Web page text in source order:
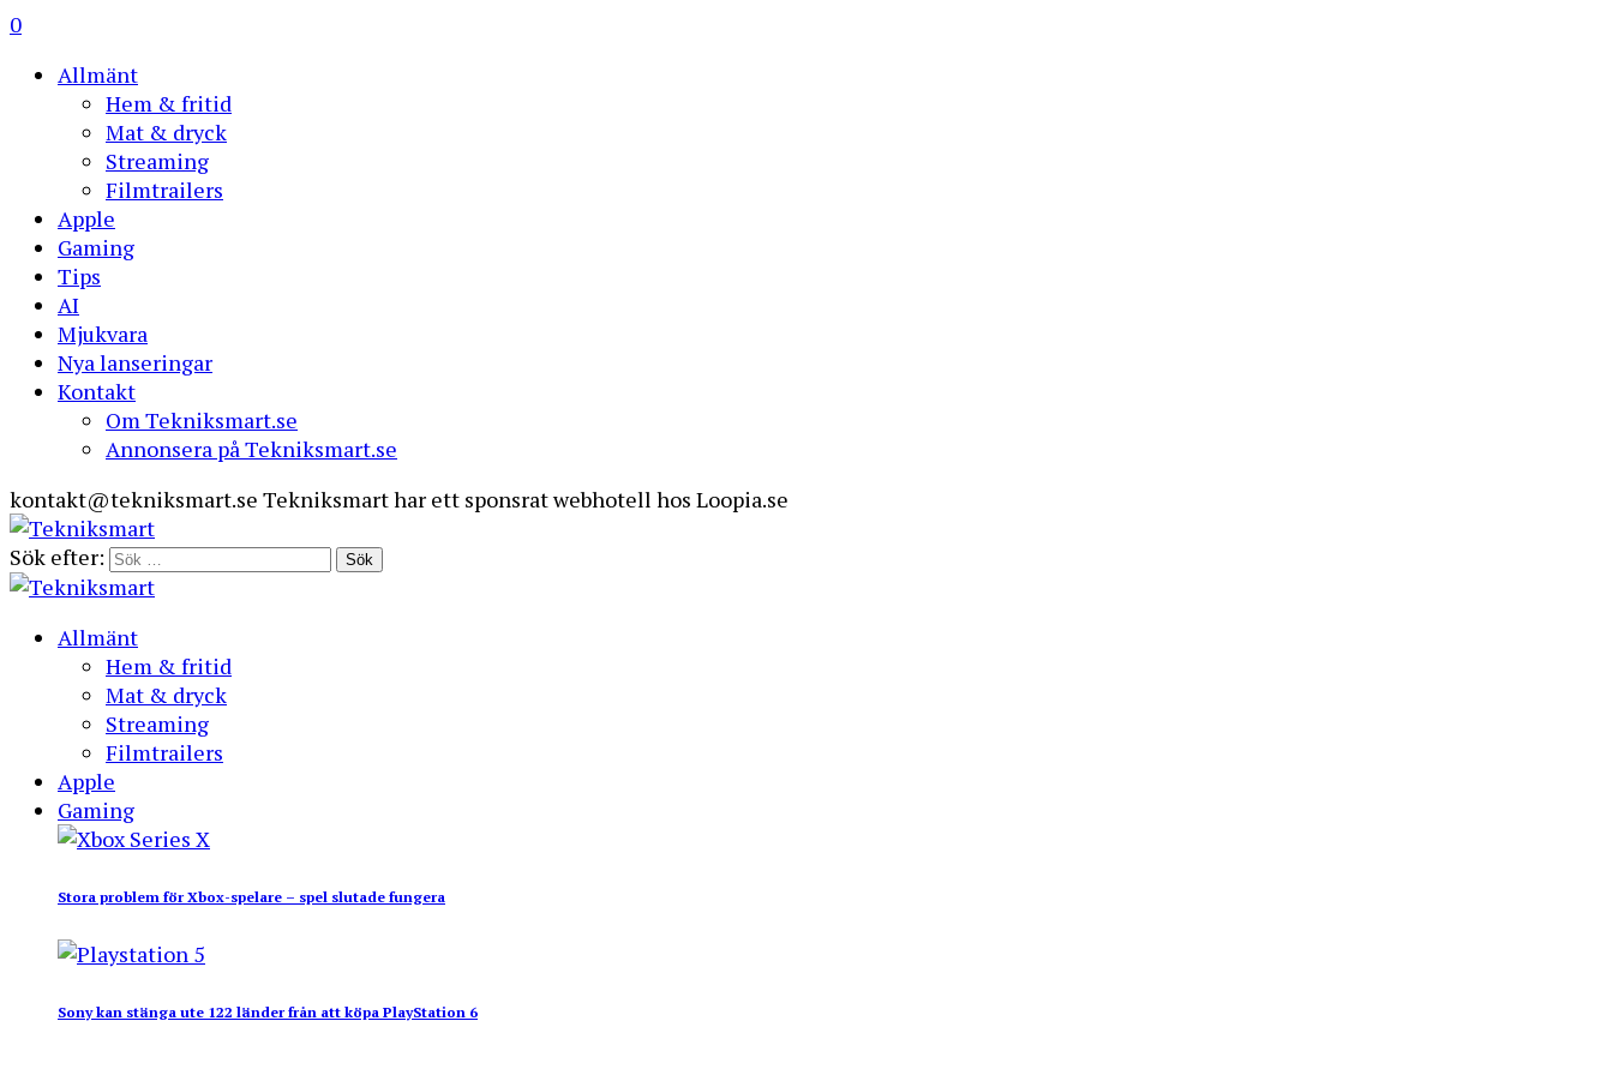
0
Allmänt
Hem & fritid
Mat & dryck
Streaming
Filmtrailers
Apple
Gaming
Tips
AI
Mjukvara
Nya lanseringar
Kontakt
Om Tekniksmart.se
Annonsera på Tekniksmart.se
kontakt@tekniksmart.se Tekniksmart har ett sponsrat webhotell hos Loopia.se
Sök efter:
Allmänt
Hem & fritid
Mat & dryck
Streaming
Filmtrailers
Apple
Gaming
Stora problem för Xbox-spelare – spel slutade fungera
Sony kan stänga ute 122 länder från att köpa PlayStation 6